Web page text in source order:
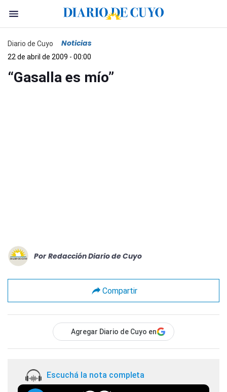
Diario de Cuyo Noticias
22 de abril de 2009 - 00:00
“Gasalla es mío”
Por Redacción Diario de Cuyo
Compartir
Agregar Diario de Cuyo en
Escuchá la nota completa